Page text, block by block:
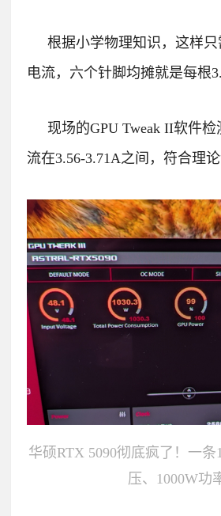
根据小学物理知识，这样
电流，六个针脚均摊就是每根
现场的GPU Tweak II软件
流在3.56-3.71A之间，符合理论
华硕RTX 5090彻底疯了！一
压、1000W功